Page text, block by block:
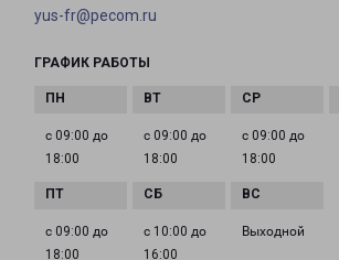
yus-fr@pecom.ru
ГРАФИК РАБОТЫ
с 09:00 до
18:00
с 09:00 до
18:00
с 09:00 до
18:00
с 09:00 до
18:00
с 10:00 до
16:00
Выходной